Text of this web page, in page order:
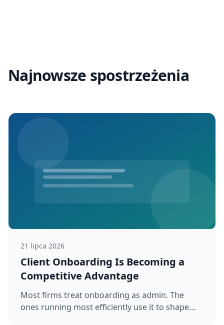
Najnowsze spostrzeżenia
21 lipca 2026
Client Onboarding Is Becoming a
Competitive Advantage
Most firms treat onboarding as admin. The
ones running most efficiently use it to shape